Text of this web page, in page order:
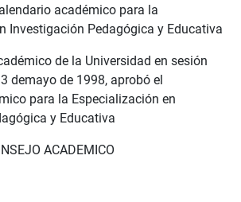
académico para la
Investigación Pedagógica y Educativa
de la Universidad en sesión
demayo de 1998, aprobó el
para la Especialización en
y Educativa
ACADEMICO